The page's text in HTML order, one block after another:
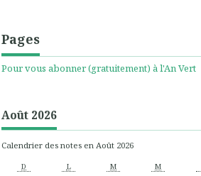
Pages
Pour vous abonner (gratuitement) à l'An Vert
Août 2026
Calendrier des notes en Août 2026
D L M M